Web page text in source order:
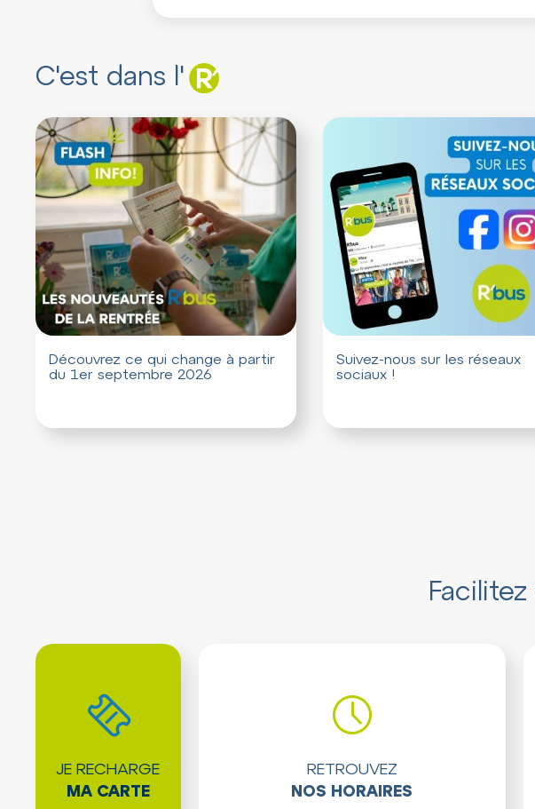
C'est dans l'
Découvrez ce qui change à partir
du 1er septembre 2026
Suivez-nous sur les réseaux
sociaux !
Facilitez
JE RECHARGE
MA CARTE
RETROUVEZ
NOS HORAIRES